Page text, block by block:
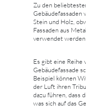
Zu den
Gebäudefassaden
Stein und Holz,
Fassaden aus
verwendet werden
Es gibt eine Reihe
Gebäudefassade
Beispiel können
der Luft ihren
dazu führen, dass
was sich auf das